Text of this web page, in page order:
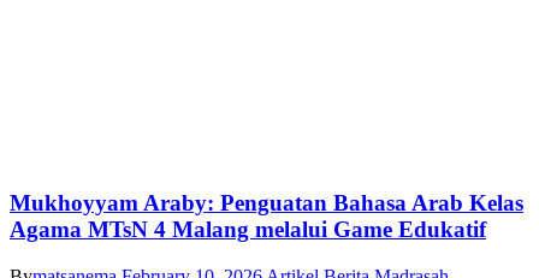
Mukhoyyam Araby: Penguatan Bahasa Arab Kelas
Agama MTsN 4 Malang melalui Game Edukatif